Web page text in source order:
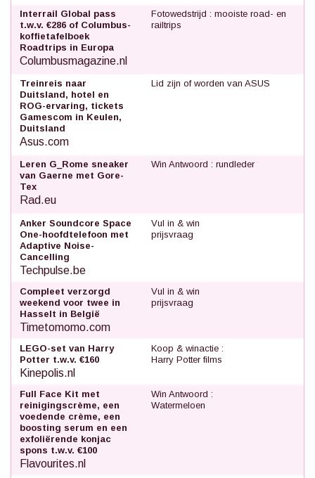
Interrail Global pass
t.w.v. €286 of Columbus-
koffietafelboek
Roadtrips in Europa
Columbusmagazine.nl
Fotowedstrijd : mooiste road- en
railtrips
Treinreis naar
Duitsland, hotel en
ROG-ervaring, tickets
Gamescom in Keulen,
Duitsland
Asus.com
Lid zijn of worden van ASUS
Leren G_Rome sneaker
van Gaerne met Gore-
Tex
Rad.eu
Win Antwoord : rundleder
Anker Soundcore Space
One-hoofdtelefoon met
Adaptive Noise-
Cancelling
Techpulse.be
Vul in & win
prijsvraag
Compleet verzorgd
weekend voor twee in
Hasselt in België
Timetomomo.com
Vul in & win
prijsvraag
LEGO-set van Harry
Potter t.w.v. €160
Kinepolis.nl
Koop & winactie :
Harry Potter films
Full Face Kit met
reinigingscrème, een
voedende crème, een
boosting serum en een
exfoliërende konjac
spons t.w.v. €100
Flavourites.nl
Win Antwoord :
Watermeloen